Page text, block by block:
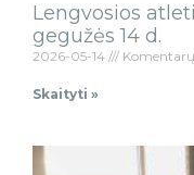
Lengvosios
gegužės 14 d.
2026-05-14
Skaityti »